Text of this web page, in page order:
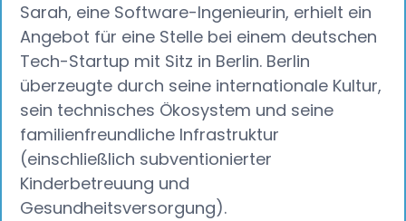
Sarah, eine Software-Ingenieurin, erhielt ein
Angebot für eine Stelle bei einem deutschen
Tech-Startup mit Sitz in Berlin. Berlin
überzeugte durch seine internationale Kultur,
sein technisches Ökosystem und seine
familienfreundliche Infrastruktur
(einschließlich subventionierter
Kinderbetreuung und
Gesundheitsversorgung).